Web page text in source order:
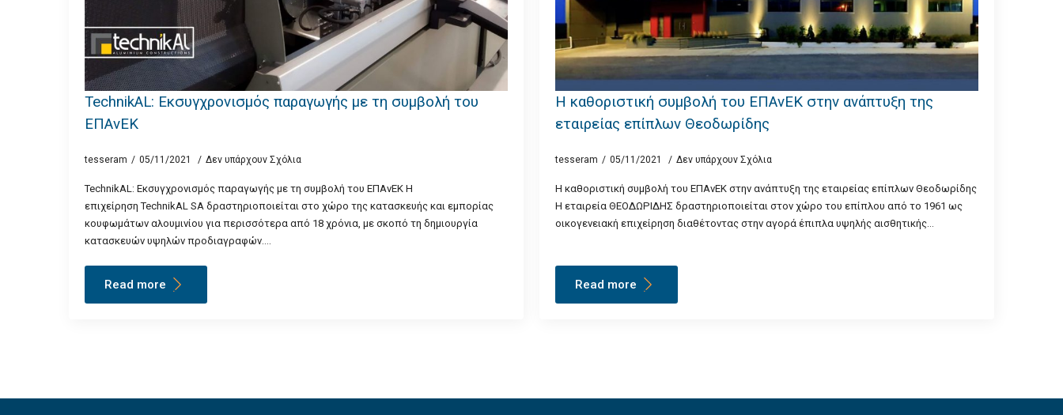
TechnikAL: Εκσυγχρονισμός παραγωγής με τη συμβολή του
ΕΠΑνΕΚ
tesseram 05/11/2021 Δεν υπάρχουν Σχόλια
TechnikAL: Εκσυγχρονισμός παραγωγής με τη συμβολή του ΕΠΑνΕΚ Η
επιχείρηση TechnikAL SA δραστηριοποιείται στο χώρο της κατασκευής και εμπορίας
κουφωμάτων αλουμινίου για περισσότερα από 18 χρόνια, με σκοπό τη δημιουργία
κατασκευών υψηλών προδιαγραφών.…
Read more
Η καθοριστική συμβολή του ΕΠΑνΕΚ στην ανάπτυξη της
εταιρείας επίπλων Θεοδωρίδης
tesseram 05/11/2021 Δεν υπάρχουν Σχόλια
Η καθοριστική συμβολή του ΕΠΑνΕΚ στην ανάπτυξη της εταιρείας επίπλων Θεοδωρίδης
Η εταιρεία ΘΕΟΔΩΡΙΔΗΣ δραστηριοποιείται στον χώρο του επίπλου από το 1961 ως
οικογενειακή επιχείρηση διαθέτοντας στην αγορά έπιπλα υψηλής αισθητικής…
Read more